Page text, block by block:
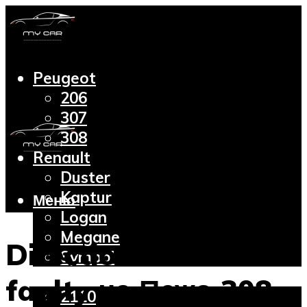
Peugeot
206
307
308
Renault
Duster
Kaptur
Logan
Megane
Symbol
Lada
2110
Меню
Direction indicator
faulty на Пежо 308: